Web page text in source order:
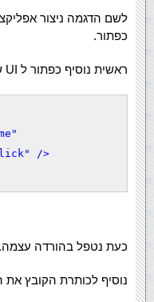
לשם הדגמה ניצור
כפתור.
ראשית נוסיף כפתור ל UI של האפליקציה:
/>
כעת נטפל בהורדה עצמה.
נוסיף לכותרת הקובץ